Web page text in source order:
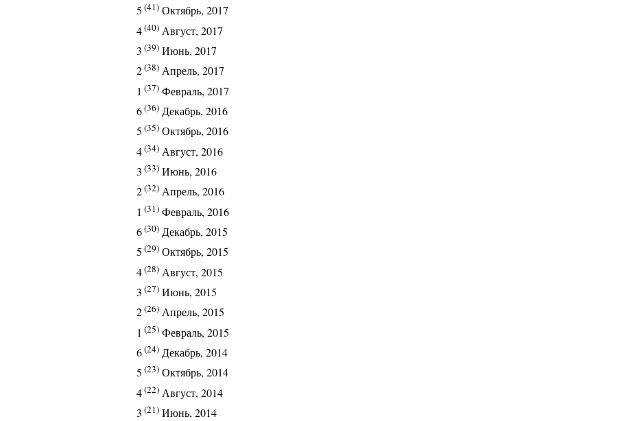
5 (41) Октябрь, 2017
4(40) Август, 2017
3 (39) Июнь, 2017
2(38) Апрель, 2017
1 (37) Февраль, 2017
6(36) Декабрь, 2016
5 (35) Октябрь, 2016
4(34) Август, 2016
3 (33) Июнь, 2016
2(32) Апрель, 2016
1 (31) Февраль, 2016
6(30) Декабрь, 2015
5 (29) Октябрь, 2015
4(28) Август, 2015
3 (27) Июнь, 2015
2(26) Апрель, 2015
1 (25) Февраль, 2015
6(24) Декабрь, 2014
5 (23) Октябрь, 2014
4(22) Август, 2014
3 (21) Июнь, 2014